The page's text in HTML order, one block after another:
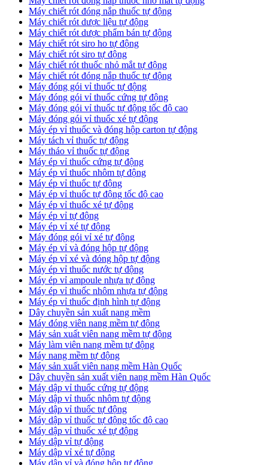
​Máy chiết rót đóng nắp thuốc tự động
​Máy chiết rót dược liệu tự động
Máy chiết rót dược phẩm bán tự động
​Máy chiết rót siro ho tự động
​Máy chiết rót siro tự động
​Máy chiết rót thuốc nhỏ mắt tự động
​Máy chiết rót đóng nắp thuốc tự động
​Máy đóng gói vỉ thuốc tự động
Máy đóng gói vỉ thuốc cứng tự động
Máy đóng gói vỉ thuốc tự động tốc độ cao
Máy đóng gói vỉ thuốc xé tự động
​Máy ép vỉ thuốc và đóng hộp carton tự động
​Máy tách vỉ thuốc tự động
​Máy tháo vỉ thuốc tự động
​Máy ép vỉ thuốc cứng tự động
Máy ép vỉ thuốc nhôm tự động
Máy ép vỉ thuốc tự động​
​Máy ép vỉ thuốc tự động tốc độ cao
​Máy ép vỉ thuốc xé tự động
​Máy ép vỉ tự động
​Máy ép vỉ xé tự động
​Máy đóng gói vỉ xé tự động
​Máy ép vỉ và đóng hộp tự động
​Máy ép vỉ xé và đóng hộp tự động
​Máy ép vỉ thuốc nước tự động
​Máy ép vỉ ampoule nhựa tự động
Máy ép vỉ thuốc nhôm nhựa tự động
​Máy ép vỉ thuốc định hình tự động
​Dây chuyền sản xuất nang mềm
Máy đóng viên nang mềm tự động
​Máy sản xuất viên nang mềm tự động
Máy làm viên nang mềm tự động
Máy nang mềm tự động
​Máy sản xuất viên nang mềm Hàn Quốc
​Dây chuyền sản xuất viên nang mềm Hàn Quốc
Máy dập vỉ thuốc cứng tự động
Máy dập vỉ thuốc nhôm tự động
Máy dập vỉ thuốc tự động​
​Máy dập vỉ thuốc tự động tốc độ cao
Máy dập vỉ thuốc xé tự động
​Máy dập vỉ tự động
​Máy dập vỉ xé tự động